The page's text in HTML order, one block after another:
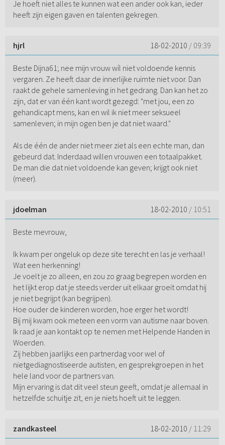
Je hoeft niet alles te kunnen wat een ander ook kan, ieder
heeft zijn eigen gaven en talenten gekregen.
hjrl 18-02-2010 / 09:39
Beste Dijna61; nee mijn vrouw wíl niet voldoende kennis
vergaren. Ze heeft daar de innerlijke ruimte niet voor. Dan
raakt de gehele samenleving in het gedrang. Dan kan het zo
zijn, dat er van één kant wordt gezegd: "met jou, een zo
gehandicapt mens, kan en wil ik niet meer seksueel
samenleven; in mijn ogen ben je dat niet waard."
Als de één de ander niet meer ziet als een echte man, dan
gebeurd dat. Inderdaad willen vrouwen een totaalpakket.
De man die dat niet voldoende kan geven; krijgt ook niet
(meer).
jdoelman 18-02-2010 / 10:51
Beste mevrouw,
Ik kwam per ongeluk op deze site terecht en las je verhaal!
Wat een herkenning!
Je voelt je zo alleen, en zou zo graag begrepen worden en
het lijkt erop dat je steeds verder uit elkaar groeit omdat hij
je niet begrijpt (kan begrijpen).
Hoe ouder de kinderen worden, hoe erger het wordt!
Bij mij kwam ook meteen een vorm van autisme naar boven.
Ik raad je aan kontakt op te nemen met Helpende Handen in
Woerden.
Zij hebben jaarlijks een partnerdag voor wel of
nietgediagnostiseerde autisten, en gesprekgroepen in het
hele land voor de partners van.
Mijn ervaring is dat dit veel steun geeft, omdat je allemaal in
hetzelfde schuitje zit, en je niets hoeft uit te leggen.
zandkasteel 18-02-2010 / 11:29